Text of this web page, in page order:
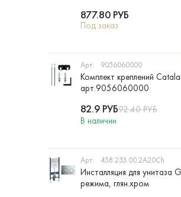
Под заказ
877.80 РУБ
Комплект креплений
арт.9056060000
Арт: 9056060000
В наличии
92.40РУБ
82.9 РУБ
Инсталляция для
режима, глян.хром
Арт: 458.233.00.2A20Ch